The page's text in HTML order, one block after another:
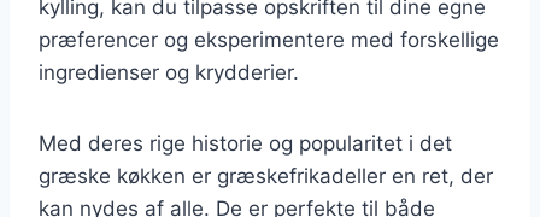
kylling, kan du tilpasse opskriften til dine egne
præferencer og eksperimentere med forskellige
ingredienser og krydderier.
Med deres rige historie og popularitet i det
græske køkken er græskefrikadeller en ret, der
kan nydes af alle. De er perfekte til både